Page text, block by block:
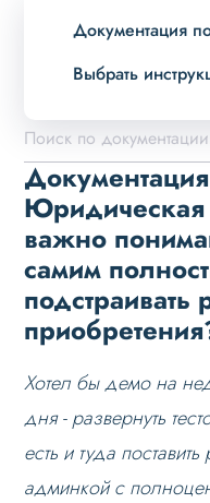
Документация
Выбрать
Описание курса
Возможности
Примеры страниц
Установка и
Данные
Дизайн
Оформление
Слайдер
Меню сайта
Юридическая
важно
самим
Хотел бы демо на
дня - развернуть
есть и туда
админкой с